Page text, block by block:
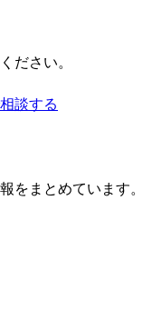
ださい。
談する
をまとめています。